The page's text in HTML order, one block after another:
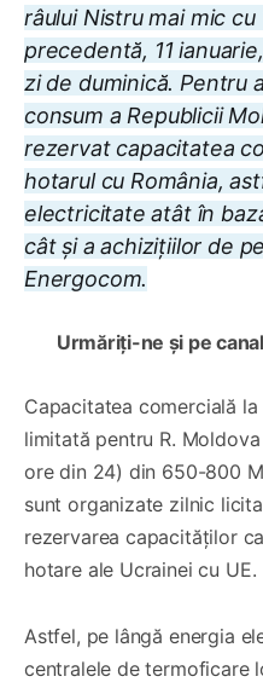
râului Nistru mai mic cu
precedentă, 11
zi de duminică. Pentru
consum a Republicii
rezervat capacitatea
hotarul cu România,
electricitate atât în
cât și a achizițiilor de
Energocom.
Urmăriți-ne și pe
Capacitatea comercială
limitată pentru R.
ore din 24) din 650-800
sunt organizate zilnic
rezervarea capacităților
hotare ale Ucrainei cu UE.
Astfel, pe lângă energia
centralele de termoficare